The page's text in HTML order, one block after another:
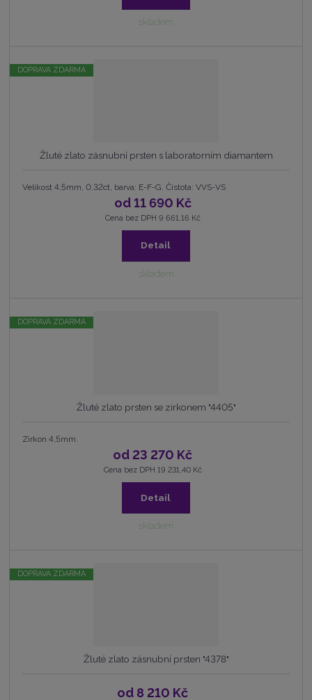
skladem
Žluté zlato zásnubní prsten s laboratorním diamantem
DOPRAVA ZDARMA
Velikost 4,5mm, 0,32ct, barva: E-F-G, Čistota: VVS-VS
od11 690 Kč
Cena bez DPH 9 661,16 Kč
Detail
skladem
Žluté zlato prsten se zirkonem "4405"
DOPRAVA ZDARMA
Zirkon 4,5mm.
od 23 270 Kč
Cena bez DPH 19 231,40 Kč
Detail
skladem
Žluté zlato zásnubní prsten "4378"
DOPRAVA ZDARMA
od 8 210 Kč